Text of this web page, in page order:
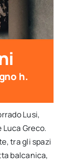
h.
Lusi,
Greco.
tra gli spazi
balcanica,